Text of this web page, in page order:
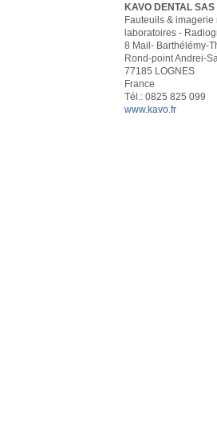
KAVO DENTAL SAS
Fauteuils &
laboratoires -
8 Mail- Barthélémy-
Rond-point Andrei-
77185 LOGNES
France
Tél.: 0825 825 099
www.kavo.fr